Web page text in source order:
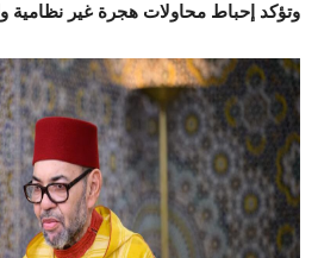
وتؤكد إحباط محاولات هجرة غير نظامية